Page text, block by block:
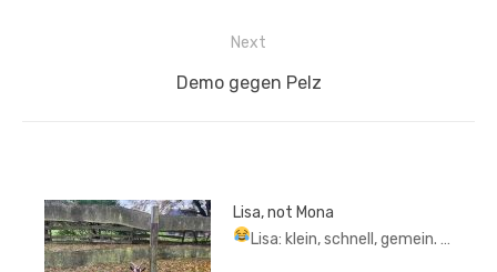
Next
Next
Demo gegen Pelz
Lisa, not Mona
Lisa: klein, schnell, gemein. …